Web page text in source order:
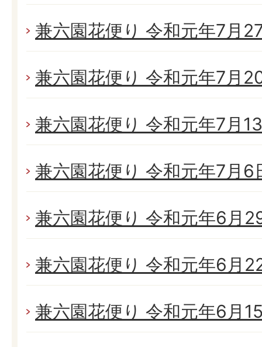
兼六園花便り 令和元年7月
兼六園花便り 令和元年7月
兼六園花便り 令和元年7月
兼六園花便り 令和元年7月6
兼六園花便り 令和元年6月
兼六園花便り 令和元年6月
兼六園花便り 令和元年6月